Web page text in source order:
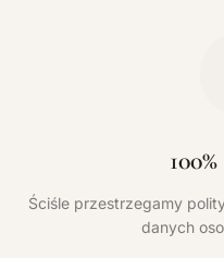
Ściśle przestrzegamy
danych